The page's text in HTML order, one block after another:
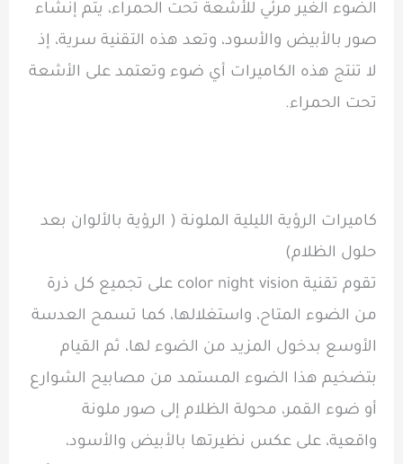
الضوء الغير مرئي للأشعة تحت الحمراء، يتم إنشاء
صور بالأبيض والأسود، وتعد هذه التقنية سرية، إذ
لا تنتج هذه الكاميرات أي ضوء وتعتمد على الأشعة
تحت الحمراء.
كاميرات الرؤية الليلية الملونة ( الرؤية بالألوان بعد
حلول الظلام)
تقوم تقنية color night vision على تجميع كل ذرة
من الضوء المتاح، واستغلالها، كما تسمح العدسة
الأوسع بدخول المزيد من الضوء لها، ثم القيام
بتضخيم هذا الضوء المستمد من مصابيح الشوارع
أو ضوء القمر، محولة الظلام إلى صور ملونة
واقعية، على عكس نظيرتها بالأبيض والأسود،